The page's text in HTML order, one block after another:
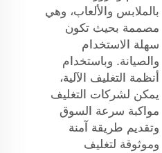
بالملابس والألعاب، وهي
مصممة بحيث تكون
سهلة الاستخدام
والصيانة. وباستخدام
أنظمة التغليف الآلية،
يمكن لشركات التغليف
مواكبة سرعة السوق
وتقديم طريقة آمنة
وموثوقة لتغليف